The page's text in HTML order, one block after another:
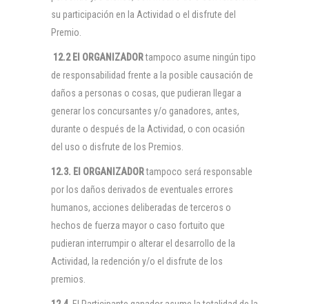
su participación en la Actividad o el disfrute del
Premio.
12.2 El ORGANIZADORtampoco asume ningún tipo
de responsabilidad frente a la posible causación de
daños a personas o cosas, que pudieran llegar a
generar los concursantes y/o ganadores, antes,
durante o después de la Actividad, o con ocasión
del uso o disfrute de los Premios.
12.3. El ORGANIZADORtampoco será responsable
por los daños derivados de eventuales errores
humanos, acciones deliberadas de terceros o
hechos de fuerza mayor o caso fortuito que
pudieran interrumpir o alterar el desarrollo de la
Actividad, la redención y/o el disfrute de los
premios.